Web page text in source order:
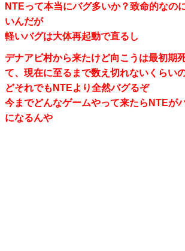
NTEって本当にバグ多いか？致命的なの
いんだが
軽いバグは大体再起動で直るし
デナアビ村から来たけど向こうは最初期
て、現在に至るまで数え切れないくらい
どそれでもNTEより全然バグるぞ
今までどんなゲームやって来たらNTEが
になるんや